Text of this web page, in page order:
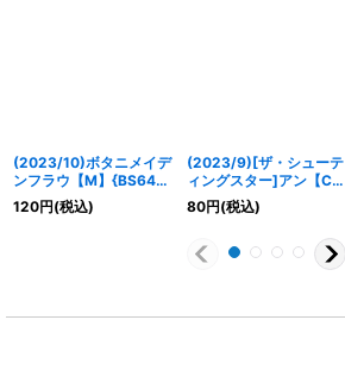
(2023/10)ボタニメイデ
ンフラウ【M】{BS64-
027}《緑》
120円(税込)
(2023/9)[ザ・シューテ
ィングスター]アン【C】
{BSC40-032}《黄》
80円(税込)